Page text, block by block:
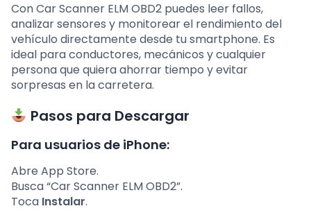
Con Car Scanner ELM OBD2 puedes leer fallos,
analizar sensores y monitorear el rendimiento del
vehículo directamente desde tu smartphone. Es
ideal para conductores, mecánicos y cualquier
persona que quiera ahorrar tiempo y evitar
sorpresas en la carretera.
Pasos para Descargar
Para usuarios de iPhone:
Abre App Store.
Busca “Car Scanner ELM OBD2”.
Toca Instalar.